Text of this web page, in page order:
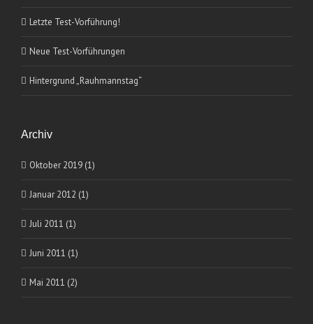
Letzte Test-Vorführung!
Neue Test-Vorführungen
Hintergrund „Rauhmannstag“
Archiv
Oktober 2019 (1)
Januar 2012 (1)
Juli 2011 (1)
Juni 2011 (1)
Mai 2011 (2)